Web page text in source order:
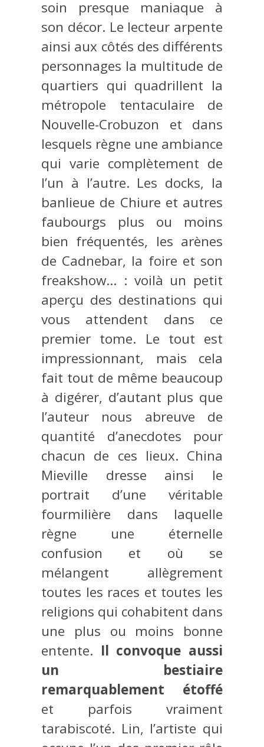
soin presque maniaque à
son décor. Le lecteur arpente
ainsi aux côtés des différents
personnages la multitude de
quartiers qui quadrillent la
métropole tentaculaire de
Nouvelle-Crobuzon et dans
lesquels règne une ambiance
qui varie complètement de
l’un à l’autre. Les docks, la
banlieue de Chiure et autres
faubourgs plus ou moins
bien fréquentés, les arènes
de Cadnebar, la foire et son
freakshow… : voilà un petit
aperçu des destinations qui
vous attendent dans ce
premier tome. Le tout est
impressionnant, mais cela
fait tout de même beaucoup
à digérer, d’autant plus que
l’auteur nous abreuve de
quantité d’anecdotes pour
chacun de ces lieux. China
Mieville dresse ainsi le
portrait d’une véritable
fourmilière dans laquelle
règne une éternelle
confusion et où se
mélangent allègrement
toutes les races et toutes les
religions qui cohabitent dans
une plus ou moins bonne
entente. Il convoque aussi
un bestiaire
remarquablement étoffé
et parfois vraiment
tarabiscoté. Lin, l’artiste qui